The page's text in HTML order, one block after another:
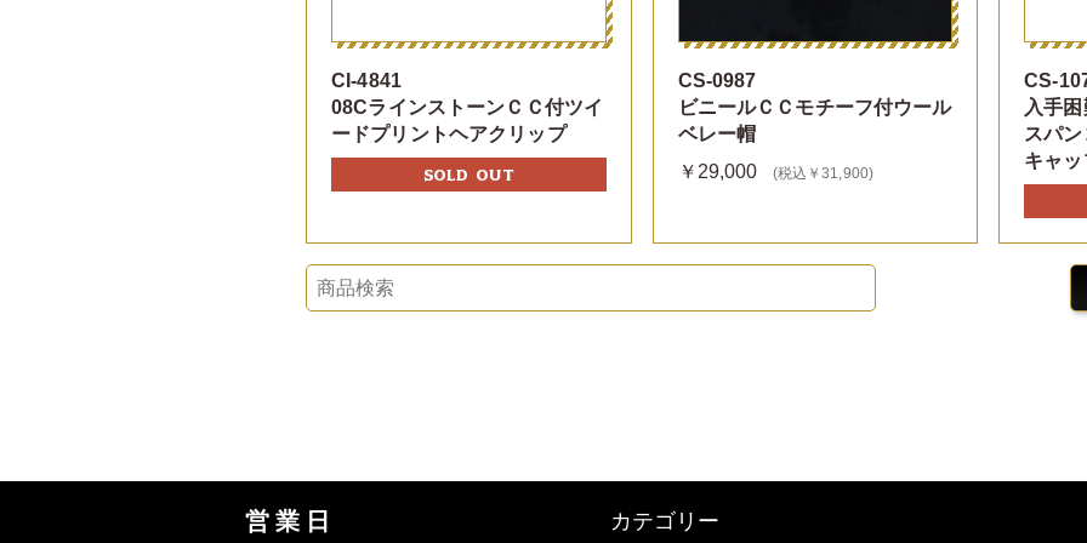
CI-4841
08CラインストーンＣＣ付ツイ
ードプリントヘアクリップ
SOLD OUT
CS-0987
ビニールＣＣモチーフ付ウール
ベレー帽
￥29,000
(税込￥31,900)
CS-
入手
スパ
キャッ
営業日 カテゴリー